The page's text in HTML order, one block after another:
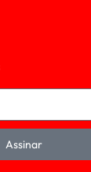
Assinar